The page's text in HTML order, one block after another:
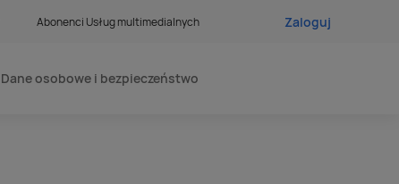
Abonenci Usług multimedialnych Zaloguj
Dane osobowe i bezpieczeństwo